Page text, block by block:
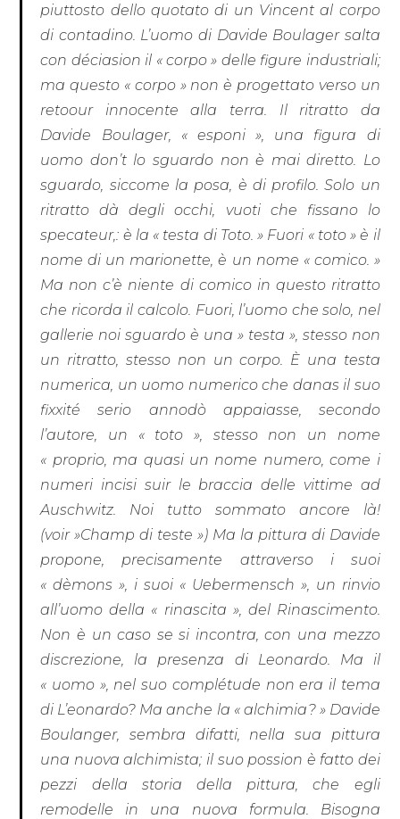
piuttosto dello quotato di un Vincent al corpo
di contadino. L’uomo di Davide Boulager salta
con déciasion il « corpo » delle figure industriali;
ma questo « corpo » non è progettato verso un
retoour innocente alla terra. Il ritratto da
Davide Boulager, « esponi », una figura di
uomo don’t lo sguardo non è mai diretto. Lo
sguardo, siccome la posa, è di profilo. Solo un
ritratto dà degli occhi, vuoti che fissano lo
specateur,: è la « testa di Toto. » Fuori « toto » è il
nome di un marionette, è un nome « comico. »
Ma non c’è niente di comico in questo ritratto
che ricorda il calcolo. Fuori, l’uomo che solo, nel
gallerie noi sguardo è una » testa », stesso non
un ritratto, stesso non un corpo. È una testa
numerica, un uomo numerico che danas il suo
fixxité serio annodò appaiasse, secondo
l’autore, un « toto », stesso non un nome
« proprio, ma quasi un nome numero, come i
numeri incisi suir le braccia delle vittime ad
Auschwitz. Noi tutto sommato ancore là!
(voir »Champ di teste ») Ma la pittura di Davide
propone, precisamente attraverso i suoi
« dèmons », i suoi « Uebermensch », un rinvio
all’uomo della « rinascita », del Rinascimento.
Non è un caso se si incontra, con una mezzo
discrezione, la presenza di Leonardo. Ma il
« uomo », nel suo complétude non era il tema
di L’eonardo? Ma anche la « alchimia? » Davide
Boulanger, sembra difatti, nella sua pittura
una nuova alchimista; il suo possion è fatto dei
pezzi della storia della pittura, che egli
remodelle in una nuova formula. Bisogna